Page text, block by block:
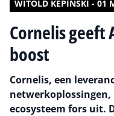
WITOLD KEPINSKI - 01
Cornelis geeft
boost
Cornelis, een
ecosysteem fors uit.